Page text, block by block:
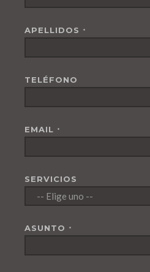
APELLIDOS *
TELÉFONO
EMAIL *
SERVICIOS
ASUNTO *